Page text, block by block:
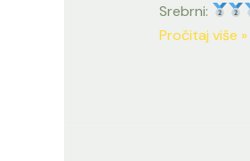
Srebrni:
26.
Pročitaj više »